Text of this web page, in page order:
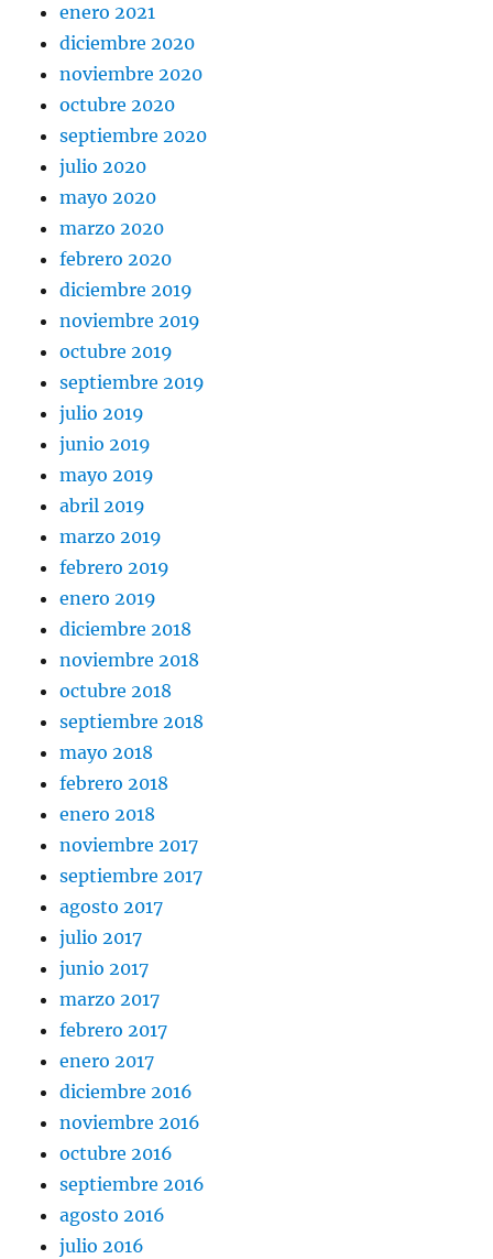
enero 2021
diciembre 2020
noviembre 2020
octubre 2020
septiembre 2020
julio 2020
mayo 2020
marzo 2020
febrero 2020
diciembre 2019
noviembre 2019
octubre 2019
septiembre 2019
julio 2019
junio 2019
mayo 2019
abril 2019
marzo 2019
febrero 2019
enero 2019
diciembre 2018
noviembre 2018
octubre 2018
septiembre 2018
mayo 2018
febrero 2018
enero 2018
noviembre 2017
septiembre 2017
agosto 2017
julio 2017
junio 2017
marzo 2017
febrero 2017
enero 2017
diciembre 2016
noviembre 2016
octubre 2016
septiembre 2016
agosto 2016
julio 2016